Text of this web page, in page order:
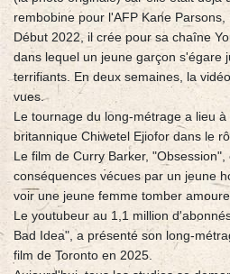
rembobine pour l'AFP Kane Parsons,
Début 2022, il crée pour sa chaîne
dans lequel un jeune garçon s'égare
terrifiants. En deux semaines, la
vues.
Le tournage du long-métrage a lieu
britannique Chiwetel Ejiofor dans le
Le film de Curry Barker,
conséquences vécues par un jeune
voir une jeune femme tomber
Le youtubeur au 1,1 million
Bad Idea", a présenté son long-
film de Toronto en 2025.